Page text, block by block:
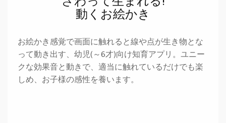
動くお絵かき
お絵かき感覚で画面に触れると線や点が生き物とな
って動き出す、幼児(～6才)向け知育アプリ。ユニー
クな効果音と動きで、適当に触れているだけでも楽
しめ、お子様の感性を養います。